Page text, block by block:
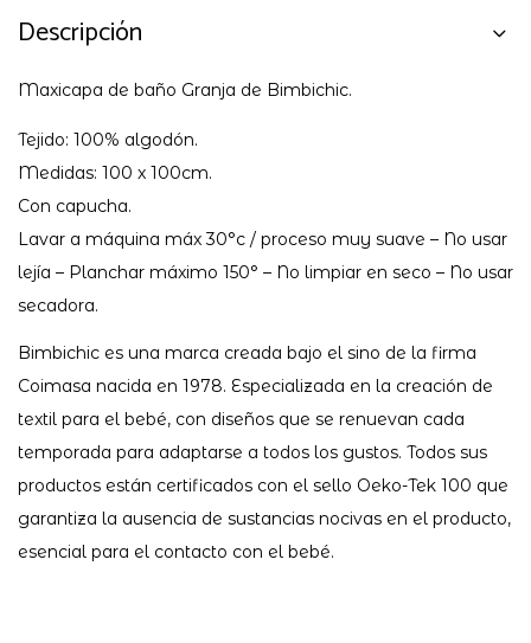
Descripción
Maxicapa de baño Granja de Bimbichic.
Tejido: 100% algodón.
Medidas: 100 x 100cm.
Con capucha.
Lavar a máquina máx 30°c / proceso muy suave – No usar
lejía – Planchar máximo 150° – No limpiar en seco – No usar
secadora.
Bimbichic es una marca creada bajo el sino de la firma
Coimasa nacida en 1978. Especializada en la creación de
textil para el bebé, con diseños que se renuevan cada
temporada para adaptarse a todos los gustos. Todos sus
productos están certificados con el sello Oeko-Tek 100 que
garantiza la ausencia de sustancias nocivas en el producto,
esencial para el contacto con el bebé.